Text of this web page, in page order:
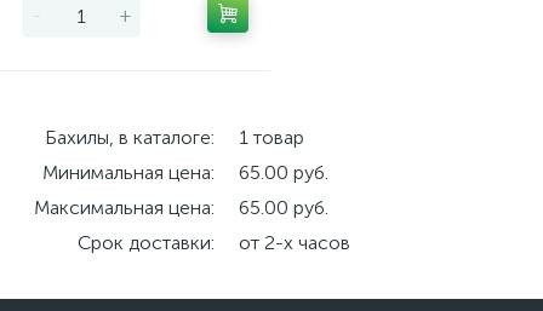
- +
Бахилы, в каталоге:
1 товар
Минимальная цена:
65.00 руб.
Максимальная цена:
65.00 руб.
Срок доставки:
от 2-х часов